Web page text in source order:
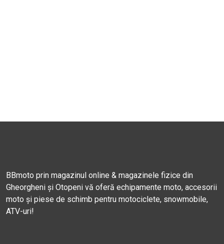
BBmoto prin magazinul online & magazinele fizice din
Gheorgheni și Otopeni vă oferă echipamente moto, accesorii
moto și piese de schimb pentru motociclete, snowmobile,
ATV-uri!